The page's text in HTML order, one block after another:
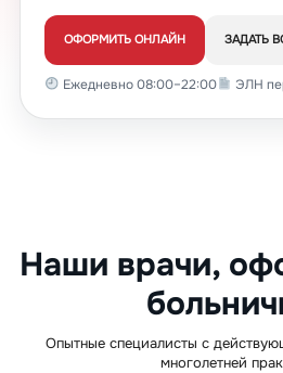
ОФОРМИТЬ ОНЛАЙН ЗАДАТЬ
Ежедневно 08:00–22:00 ЭЛН
Наши врачи,
Опытные специалисты с
многолетней